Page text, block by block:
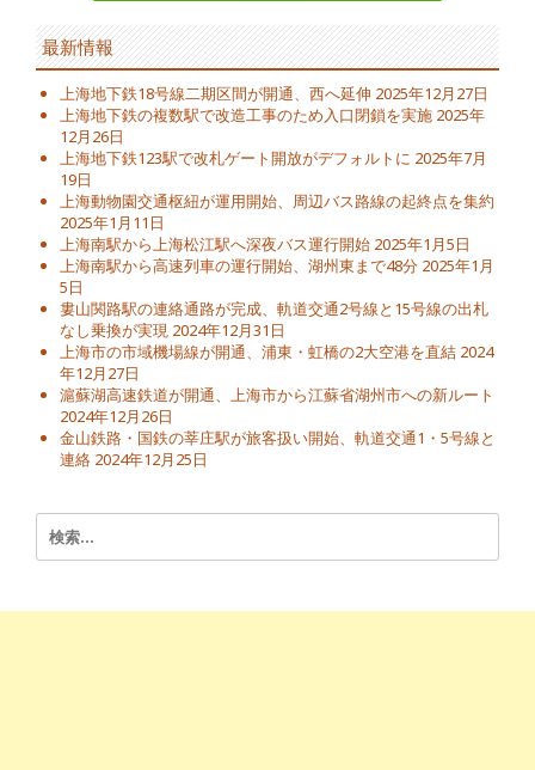
最新情報
上海地下鉄18号線二期区間が開通、西へ延伸 2025年12月27日
上海地下鉄の複数駅で改造工事のため入口閉鎖を実施 2025年
12月26日
上海地下鉄123駅で改札ゲート開放がデフォルトに 2025年7月
19日
上海動物園交通枢紐が運用開始、周辺バス路線の起終点を集約
2025年1月11日
上海南駅から上海松江駅へ深夜バス運行開始 2025年1月5日
上海南駅から高速列車の運行開始、湖州東まで48分 2025年1月
5日
婁山関路駅の連絡通路が完成、軌道交通2号線と15号線の出札
なし乗換が実現 2024年12月31日
上海市の市域機場線が開通、浦東・虹橋の2大空港を直結 2024
年12月27日
滬蘇湖高速鉄道が開通、上海市から江蘇省湖州市への新ルート
2024年12月26日
金山鉄路・国鉄の莘庄駅が旅客扱い開始、軌道交通1・5号線と
連絡 2024年12月25日
索: